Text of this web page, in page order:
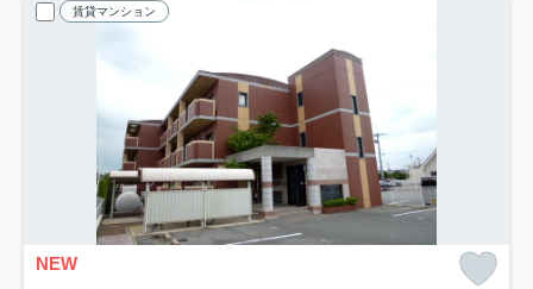
賃貸マンション
NEW